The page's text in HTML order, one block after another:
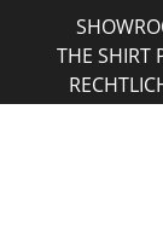
THE SHIRT